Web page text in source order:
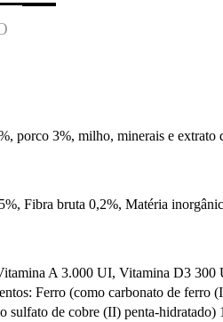
porco 3%, milho, minerais e extrato
Fibra bruta 0,2%, Matéria
A 3.000 UI, Vitamina D3 300
Ferro (como carbonato de ferro
sulfato de cobre (II) penta-hidratado)